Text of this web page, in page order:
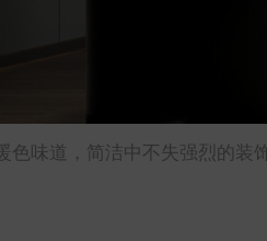
色味道，简洁中不失强烈的